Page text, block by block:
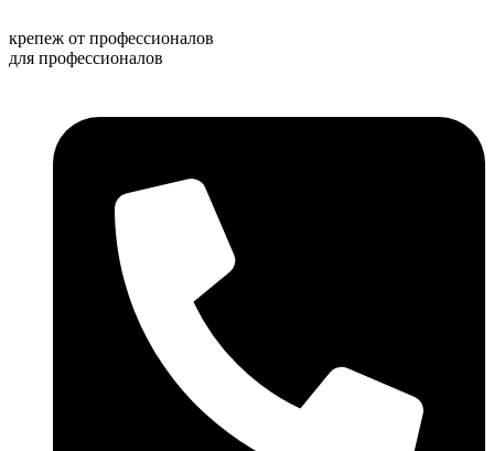
к
содержимому
крепеж от профессионалов
для профессионалов